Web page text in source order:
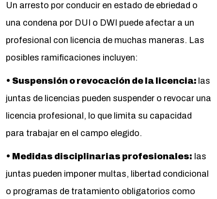
Un arresto por conducir en estado de ebriedad o
una condena por DUI o DWI puede afectar a un
profesional con licencia de muchas maneras. Las
posibles ramificaciones incluyen:
• Suspensión o revocación de la licencia: las
juntas de licencias pueden suspender o revocar una
licencia profesional, lo que limita su capacidad
para trabajar en el campo elegido.
• Medidas disciplinarias profesionales: las
juntas pueden imponer multas, libertad condicional
o programas de tratamiento obligatorios como